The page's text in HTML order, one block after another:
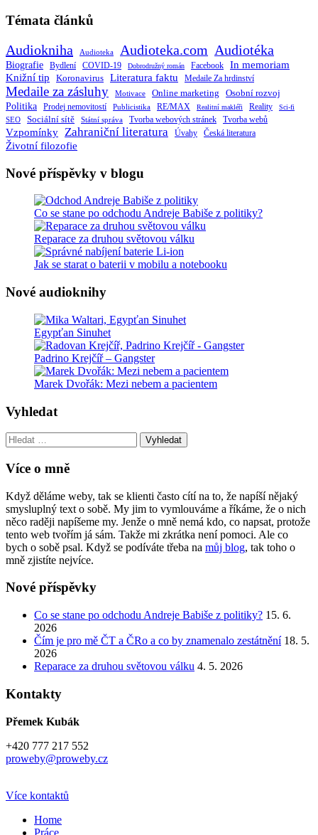
Témata článků
Audiokniha Audioteka Audioteka.com Audiotéka
Biografie Bydlení COVID-19 Dobrodružný román Facebook In memoriam
Knižní tip Koronavirus Literatura faktu Medaile Za hrdinství
Medaile za zásluhy Motivace Online marketing Osobní rozvoj
Politika Prodej nemovitostí Publicistika RE/MAX Realitní makléři Reality Sci-fi
SEO Sociální sítě Státní správa Tvorba webových stránek Tvorba webů
Vzpomínky Zahraniční literatura Úvahy Česká literatura
Životní filozofie
Nové příspěvky v blogu
Co se stane po odchodu Andreje Babiše z politiky?
Reparace za druhou světovou válku
Jak se starat o baterii v mobilu a notebooku
Nové audioknihy
Egypťan Sinuhet
Padrino Krejčíř – Gangster
Marek Dvořák: Mezi nebem a pacientem
Vyhledat
Vyhledat:
Více o mně
Když děláme weby, tak se klienti často cítí na to, že napíší nějaký
smysluplný text o sobě. My jim to vymlouváme a říkáme, že o nich
něco raději napíšeme my. Jenže o mně nemá kdo, co napsat, protože
tento web tvořím já sám. Takže mi zkrátka není pomoci. Ale co
bych o sobě psal. Když se podíváte třeba na můj blog, tak toho o
mně zjistíte nejvíce.
Nové příspěvky
Co se stane po odchodu Andreje Babiše z politiky? 15. 6.
2026
Čím je pro mě ČT a ČRo a co by znamenalo zestátnění 18. 5.
2026
Reparace za druhou světovou válku 4. 5. 2026
Kontakty
Přemek Kubák
+420 777 217 552
proweby@proweby.cz
Více kontaktů
Home
Práce